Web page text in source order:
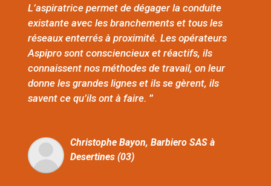
L’aspiratrice permet de dégager la conduite
existante avec les branchements et tous les
réseaux enterrés à proximité. Les opérateurs
Aspipro sont consciencieux et réactifs, ils
connaissent nos méthodes de travail, on leur
donne les grandes lignes et ils se gèrent, ils
savent ce qu’ils ont à faire. ”
Christophe Bayon, Barbiero SAS à
Desertines (03)